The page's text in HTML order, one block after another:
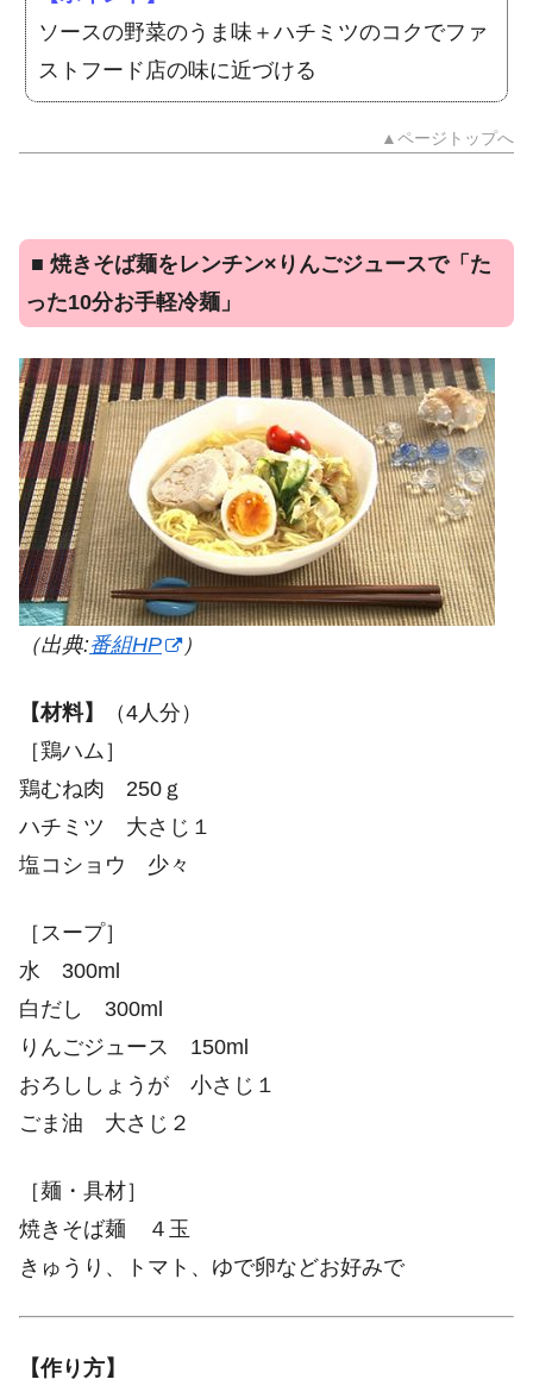
ソースの野菜のうま味＋ハチミツのコクでファ
ストフード店の味に近づける
▲ページトップへ
■ 焼きそば麺をレンチン×りんごジュースで「た
った10分お手軽冷麺」
（出典:番組HP ）
【材料】
（4人分）
［鶏ハム］
鶏むね肉 250ｇ
ハチミツ 大さじ１
塩コショウ 少々
［スープ］
水 300ml
白だし 300ml
りんごジュース 150ml
おろししょうが 小さじ１
ごま油 大さじ２
［麺・具材］
焼きそば麺 ４玉
きゅうり、トマト、ゆで卵などお好みで
【作り方】